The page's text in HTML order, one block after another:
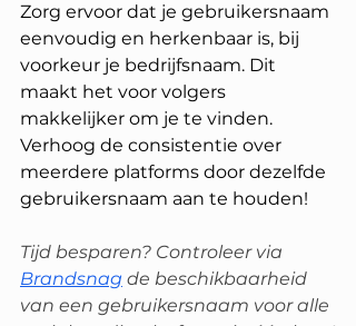
Zorg ervoor dat je gebruikersnaam
eenvoudig en herkenbaar is, bij
voorkeur je bedrijfsnaam. Dit
maakt het voor volgers
makkelijker om je te vinden.
Verhoog de consistentie over
meerdere platforms door dezelfde
gebruikersnaam aan te houden!
Tijd besparen? Controleer via
Brandsnag de beschikbaarheid
van een gebruikersnaam voor alle